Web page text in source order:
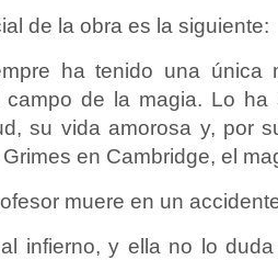
de la obra es la siguiente:
ha tenido una
campo de la magia. Lo
su vida amorosa y, por
en Cambridge, el
muere en un
infierno, y ella no lo